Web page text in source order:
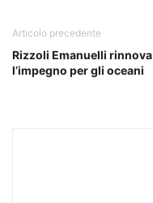
Articolo precedente
Rizzoli Emanuelli rinnova
l’impegno per gli oceani